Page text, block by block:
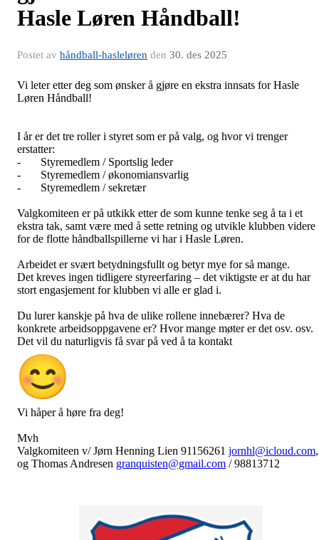
Hasle Løren Håndball!
Postet av håndball-hasleløren den 30. des 2025
Vi leter etter deg som ønsker å gjøre en ekstra innsats for Hasle
Løren Håndball!
I år er det tre roller i styret som er på valg, og hvor vi trenger
erstatter:
- Styremedlem / Sportslig leder
- Styremedlem / økonomiansvarlig
- Styremedlem / sekretær
Valgkomiteen er på utkikk etter de som kunne tenke seg å ta i et
ekstra tak, samt være med å sette retning og utvikle klubben videre
for de flotte håndballspillerne vi har i Hasle Løren.
Arbeidet er svært betydningsfullt og betyr mye for så mange.
Det kreves ingen tidligere styreerfaring – det viktigste er at du har
stort engasjement for klubben vi alle er glad i.
Du lurer kanskje på hva de ulike rollene innebærer? Hva de
konkrete arbeidsoppgavene er? Hvor mange møter er det osv. osv.
Det vil du naturligvis få svar på ved å ta kontakt
Vi håper å høre fra deg!
Mvh
Valgkomiteen v/ Jørn Henning Lien 91156261 jornhl@icloud.com,
og Thomas Andresen granquisten@gmail.com / 98813712